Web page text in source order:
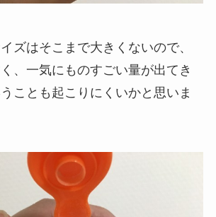
ズはそこまで大きくないので、
、一気にものすごい量が出てき
ことも起こりにくいかと思いま